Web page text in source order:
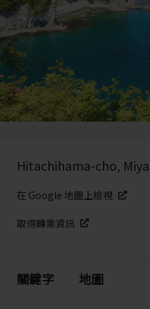
Hitachihama-cho,
在 Google 地圖上檢視
取得轉乘資訊
關鍵字 地圖